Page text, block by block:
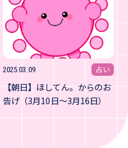
2025.03.09 占い
【朝日】ほしてん。からのお
告げ（3月10日～3月16日）